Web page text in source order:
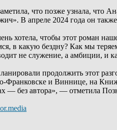
что позже узнала, что
В апреле 2024 года он
хотела, чтобы этот роман
в какую бездну? Как мы
не служение, а амбиции, и
продолжить этот
Франковске и Виннице, на
— без автора», — отметила